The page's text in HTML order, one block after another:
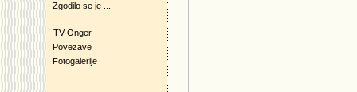
Zgodilo se je ...
TV Onger
Povezave
Fotogalerije